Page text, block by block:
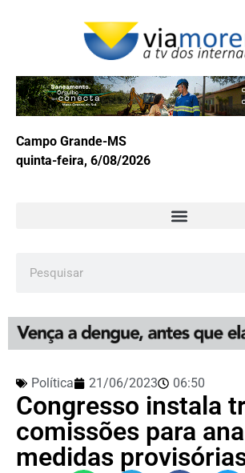
Campo Grande-MS
quinta-feira, 6/08/2026
Política 21/06/2023 06:50
Congresso instala
comissões para
medidas